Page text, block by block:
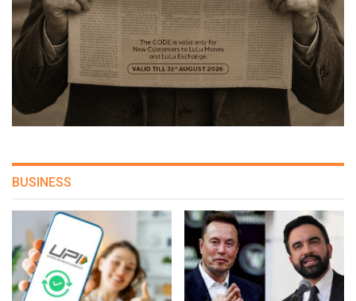
BUSINESS